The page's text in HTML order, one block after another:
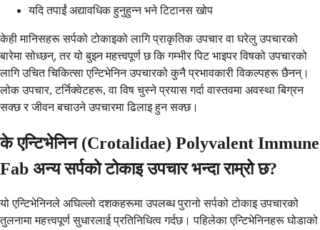
यदि तपाईं अद्यावधिक हुनुहुन्न भने टिटानस खोप
केही मानिसहरू सर्पको टोकाइको लागि प्राकृतिक उपचार वा घरेलु उपचारको
बारेमा सोध्छन्, तर यो बुझ्न महत्त्वपूर्ण छ कि गम्भीर पिट भाइपर विषको उपचारको
लागि उचित चिकित्सा एन्टिभेनिन उपचारको कुनै प्रभावकारी विकल्पहरू छैनन्।
लोक उपचार, टर्निक्वेटहरू, वा विष चुस्ने प्रयास गर्दा वास्तवमा अवस्था बिग्रन
सक्छ र जीवन बचाउने उपचारमा ढिलाइ हुन सक्छ।
के एन्टिभेनिन (Crotalidae) Polyvalent Immune
Fab अन्य सर्पको टोकाइ उपचार भन्दा राम्रो छ?
यो एन्टिभेनिनले अघिल्लो दशकहरूमा उपलब्ध पुरानो सर्पको टोकाइ उपचारको
तुलनामा महत्त्वपूर्ण सुधारलाई प्रतिनिधित्व गर्दछ। पहिलेका एन्टिभेनिनहरू घोडाको